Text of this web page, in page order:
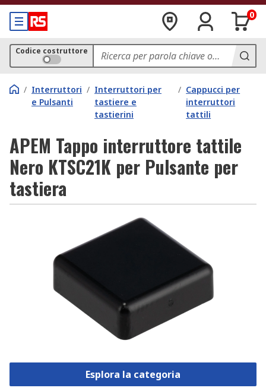
0
Codice costruttore
/ Interruttori
e Pulsanti
/ Interruttori per
tastiere e
tastierini
/ Cappucci per
interruttori
tattili
APEM Tappo interruttore tattile
Nero KTSC21K per Pulsante per
tastiera
Esplora la categoria